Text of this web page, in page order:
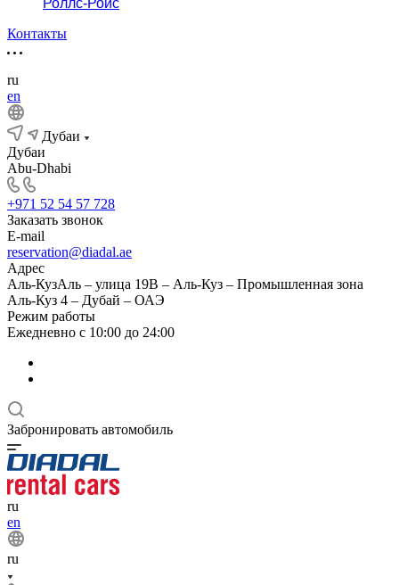
Роллс-Ройс
Контакты
ru
en
Дубаи
Дубаи
Abu-Dhabi
+971 52 54 57 728
Заказать звонок
E-mail
reservation@diadal.ae
Адрес
Аль-КузАль – улица 19B – Аль-Куз – Промышленная зона
Аль-Куз 4 – Дубай – ОАЭ
Режим работы
Ежедневно с 10:00 до 24:00
Забронировать автомобиль
ru
en
ru